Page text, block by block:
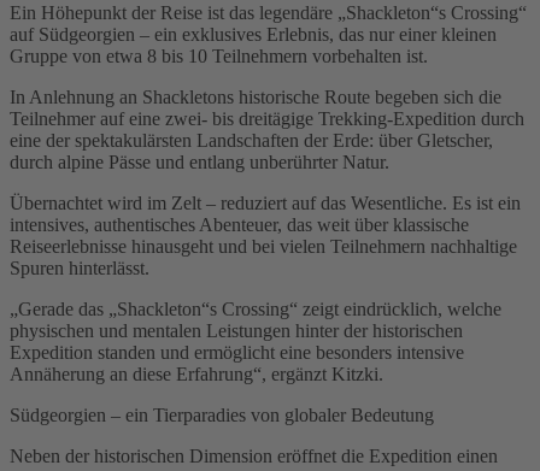
Ein Höhepunkt der Reise ist das legendäre „Shackleton“s Crossing“
auf Südgeorgien – ein exklusives Erlebnis, das nur einer kleinen
Gruppe von etwa 8 bis 10 Teilnehmern vorbehalten ist.
In Anlehnung an Shackletons historische Route begeben sich die
Teilnehmer auf eine zwei- bis dreitägige Trekking-Expedition durch
eine der spektakulärsten Landschaften der Erde: über Gletscher,
durch alpine Pässe und entlang unberührter Natur.
Übernachtet wird im Zelt – reduziert auf das Wesentliche. Es ist ein
intensives, authentisches Abenteuer, das weit über klassische
Reiseerlebnisse hinausgeht und bei vielen Teilnehmern nachhaltige
Spuren hinterlässt.
„Gerade das „Shackleton“s Crossing“ zeigt eindrücklich, welche
physischen und mentalen Leistungen hinter der historischen
Expedition standen und ermöglicht eine besonders intensive
Annäherung an diese Erfahrung“, ergänzt Kitzki.
Südgeorgien – ein Tierparadies von globaler Bedeutung
Neben der historischen Dimension eröffnet die Expedition einen